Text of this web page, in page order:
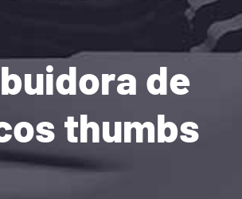
de
thumbs